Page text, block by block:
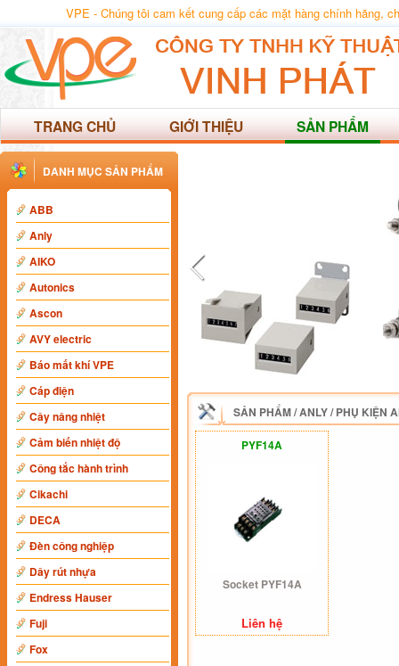
VPE - Chúng tôi cam kết cung cấp các mặt hàng chính hãng,
TRANG CHỦ GIỚI THIỆU SẢN PHẨM
DANH MỤC SẢN PHẨM
ABB
Anly
AIKO
Autonics
Ascon
AVY electric
Báo mất khí VPE
Cáp điện
Cây nâng nhiệt
Cảm biến nhiệt độ
Công tắc hành trình
Cikachi
DECA
Đèn công nghiệp
Dây rút nhựa
Endress Hauser
Fuji
Fox
SẢN PHẨM/ANLY/PHỤ KIỆN
PYF14A
Socket PYF14A
Liên hệ